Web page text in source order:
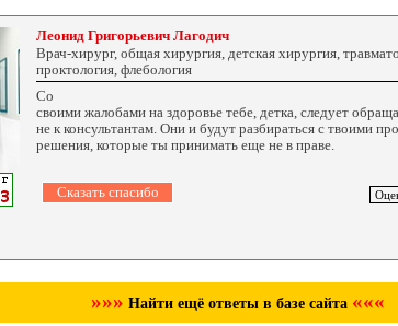
Леонид Григорьевич Лагодич
Врач-хирург, общая хирургия, детская хирургия,
проктология, флебология
Со
своими жалобами на здоровье тебе, детка, следует
не к консультантам. Они и будут разбираться с твоими
решения, которые ты принимать еще не в праве.
»»» Найти ещё ответы в базе сайта «««